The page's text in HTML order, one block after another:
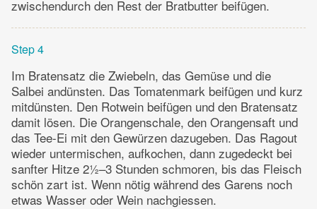
zwischendurch den Rest der Bratbutter beifügen.
Step 4
Im Bratensatz die Zwiebeln, das Gemüse und die
Salbei andünsten. Das Tomatenmark beifügen und kurz
mitdünsten. Den Rotwein beifügen und den Bratensatz
damit lösen. Die Orangenschale, den Orangensaft und
das Tee-Ei mit den Gewürzen dazugeben. Das Ragout
wieder untermischen, aufkochen, dann zugedeckt bei
sanfter Hitze 2½–3 Stunden schmoren, bis das Fleisch
schön zart ist. Wenn nötig während des Garens noch
etwas Wasser oder Wein nachgiessen.